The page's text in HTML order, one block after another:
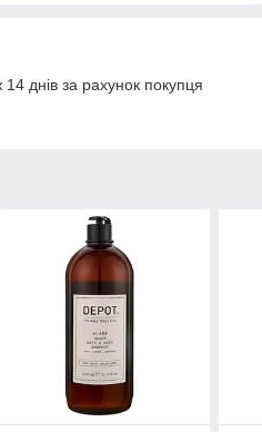
днів за рахунок покупця